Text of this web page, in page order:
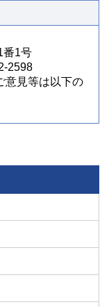
番1号
2598
意見等は以下の